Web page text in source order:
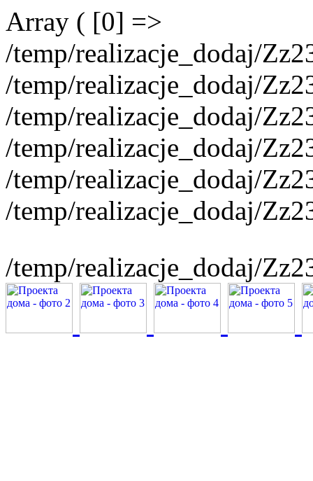
Array ( [0] =>
/temp/realizacje_dodaj/
/temp/realizacje_dodaj/
/temp/realizacje_dodaj/
/temp/realizacje_dodaj/
/temp/realizacje_dodaj/
/temp/realizacje_dodaj/
/temp/realizacje_dodaj/